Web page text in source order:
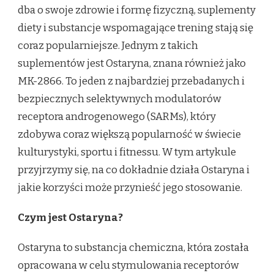
dba o swoje zdrowie i formę fizyczną, suplementy
diety i substancje wspomagające trening stają się
coraz popularniejsze. Jednym z takich
suplementów jest Ostaryna, znana również jako
MK-2866. To jeden z najbardziej przebadanych i
bezpiecznych selektywnych modulatorów
receptora androgenowego (SARMs), który
zdobywa coraz większą popularność w świecie
kulturystyki, sportu i fitnessu. W tym artykule
przyjrzymy się, na co dokładnie działa Ostaryna i
jakie korzyści może przynieść jego stosowanie.
Czym jest Ostaryna?
Ostaryna to substancja chemiczna, która została
opracowana w celu stymulowania receptorów